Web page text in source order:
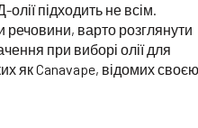
підходить не всім.
варто розглянути
при виборі олії для
як Canavape, відомих своєю